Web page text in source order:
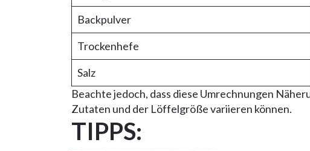
Backpulver
Trockenhefe
Salz
Beachte jedoch, dass diese Umrechnungen
Zutaten und der Löffelgröße variieren können.
TIPPS: